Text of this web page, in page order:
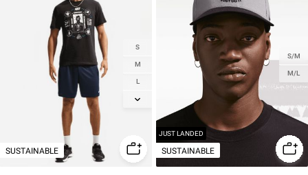
JUST LANDED
SUSTAINABLE
S/M
M/L
SUSTAINABLE
S
M
L
XL